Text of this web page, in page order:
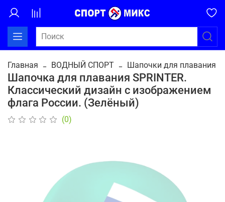
Главная ВОДНЫЙ СПОРТ Шапочки для плавания
Шапочка для плавания SPRINTER.
Классический дизайн с изображением
флага России. (Зелёный)
(0)